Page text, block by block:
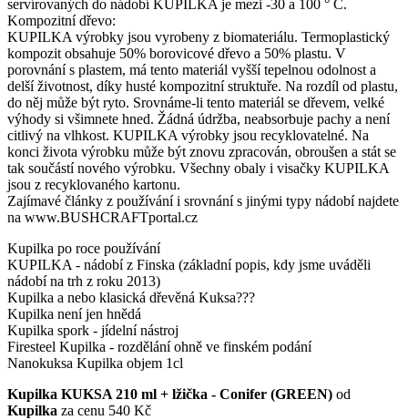
servírovaných do nádobí KUPILKA je mezi -30 a 100 ° C.
Kompozitní dřevo:
KUPILKA výrobky jsou vyrobeny z biomateriálu. Termoplastický
kompozit obsahuje 50% borovicové dřevo a 50% plastu. V
porovnání s plastem, má tento materiál vyšší tepelnou odolnost a
delší životnost, díky husté kompozitní struktuře. Na rozdíl od plastu,
do něj může být ryto. Srovnáme-li tento materiál se dřevem, velké
výhody si všimnete hned. Žádná údržba, neabsorbuje pachy a není
citlivý na vlhkost. KUPILKA výrobky jsou recyklovatelné. Na
konci života výrobku může být znovu zpracován, obroušen a stát se
tak součástí nového výrobku. Všechny obaly i visačky KUPILKA
jsou z recyklovaného kartonu.
Zajímavé články z používání i srovnání s jinými typy nádobí najdete
na www.BUSHCRAFTportal.cz
Kupilka po roce používání
KUPILKA - nádobí z Finska (základní popis, kdy jsme uváděli
nádobí na trh z roku 2013)
Kupilka a nebo klasická dřevěná Kuksa???
Kupilka není jen hnědá
Kupilka spork - jídelní nástroj
Firesteel Kupilka - rozdělání ohně ve finském podání
Nanokuksa Kupilka objem 1cl
Kupilka KUKSA 210 ml + lžička - Conifer (GREEN) od
Kupilka za cenu 540 Kč